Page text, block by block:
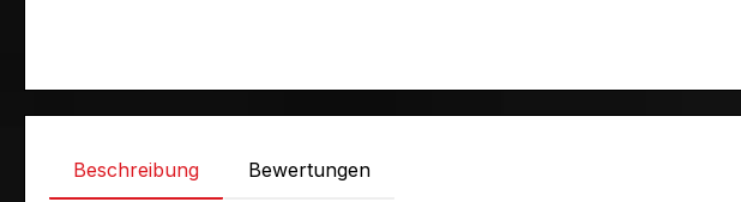
Beschreibung Bewertungen